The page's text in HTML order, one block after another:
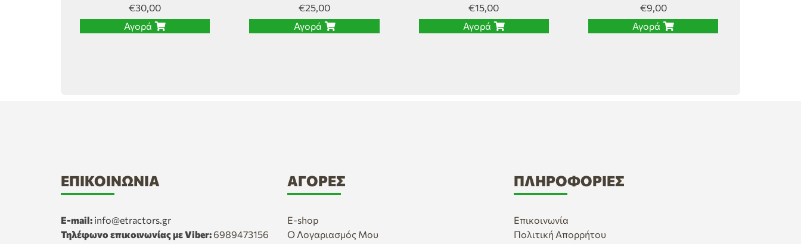
€30,00
Αγορά
€25,00
Αγορά
€15,00
Αγορά
€9,00
Αγορά
ΕΠΙΚΟΙΝΩΝΊΑ
E-mail: info@etractors.gr
Τηλέφωνο επικοινωνίας με Viber: 6989473156
ΑΓΟΡΈΣ
E-shop
Ο Λογαριασμός Μου
ΠΛΗΡΟΦΟΡΊΕΣ
Επικοινωνία
Πολιτική Απορρήτου